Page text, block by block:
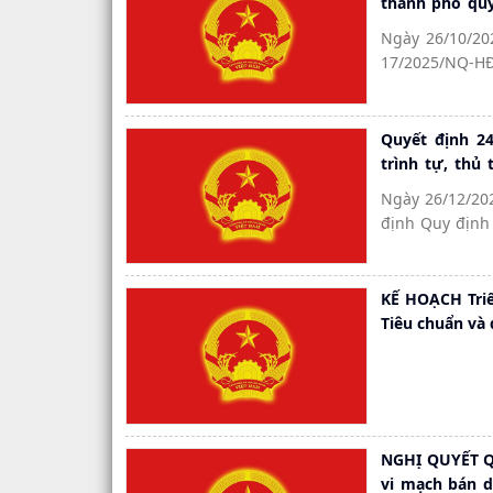
hưởng ưu
địa bàn thành
Ngày 26/10/
17/2025/NQ-
trên địa bàn
Quyết định
trình tự, thủ
kiểm soát
Ngày 26/12/
định Quy
mới
KẾ HOẠCH
Tiêu chuẩn
NGHỊ
vi mạch bán